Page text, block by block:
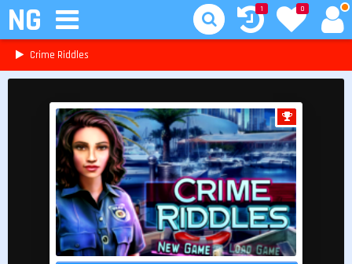
NG 0
1
Crime Riddles